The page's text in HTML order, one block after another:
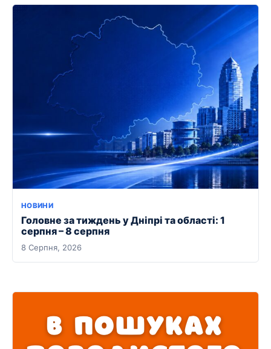
НОВИНИ
Головне за тиждень у Дніпрі та області: 1
серпня – 8 серпня
8 Серпня, 2026